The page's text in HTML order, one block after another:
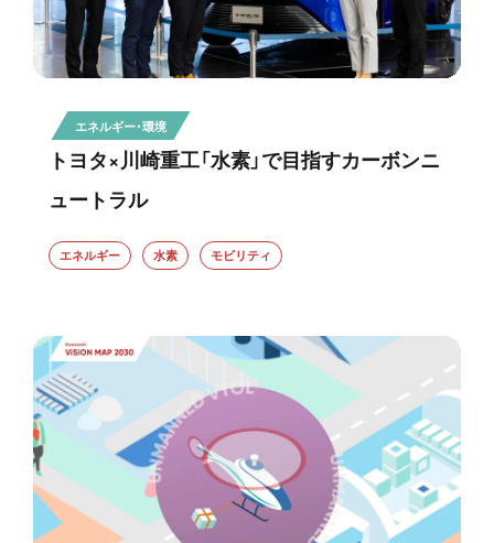
エネルギー・環境
トヨタ×川崎重工「水素」で目指すカーボンニ
ュートラル
エネルギー 水素 モビリティ